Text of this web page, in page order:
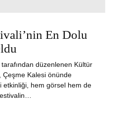
En Dolu
tarafından düzenlenen Kültür
Çeşme Kalesi önünde
etkinliği, hem görsel hem de